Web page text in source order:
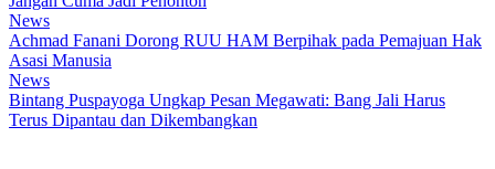
News
Achmad Fanani Dorong RUU HAM Berpihak pada Pemajuan Hak
Asasi Manusia
News
Bintang Puspayoga Ungkap Pesan Megawati: Bang Jali Harus
Terus Dipantau dan Dikembangkan